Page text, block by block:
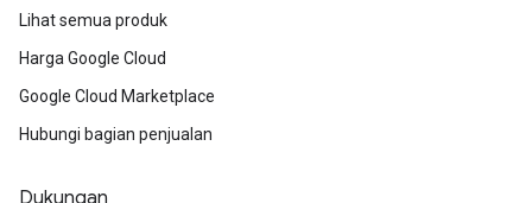
Lihat semua produk
Harga Google Cloud
Google Cloud Marketplace
Hubungi bagian penjualan
Dukungan